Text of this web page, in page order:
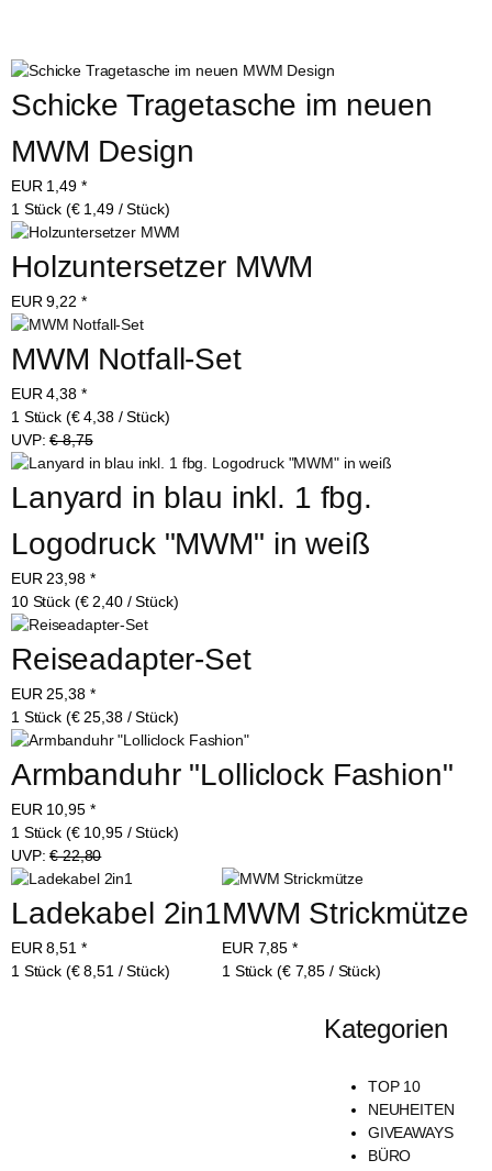
Schicke Tragetasche im neuen
MWM Design
EUR 1,49 *
1 Stück (€ 1,49 / Stück)
Holzuntersetzer MWM
EUR 9,22 *
MWM Notfall-Set
EUR 4,38 *
1 Stück (€ 4,38 / Stück)
UVP:€ 8,75
Lanyard in blau inkl. 1 fbg.
Logodruck "MWM" in weiß
EUR 23,98 *
10 Stück (€ 2,40 / Stück)
Reiseadapter-Set
EUR 25,38 *
1 Stück (€ 25,38 / Stück)
Armbanduhr "Lolliclock Fashion"
EUR 10,95 *
1 Stück (€ 10,95 / Stück)
UVP:€ 22,80
Ladekabel 2in1
EUR 8,51 *
1 Stück (€ 8,51 / Stück)
MWM Strickmütze
EUR 7,85 *
1 Stück (€ 7,85 / Stück)
Kategorien
TOP 10
NEUHEITEN
GIVEAWAYS
BÜRO